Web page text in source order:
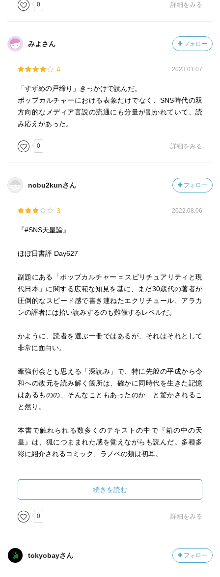
0 詳細をみる
みよさん フォロー
4 2023.01.07
「すずめの戸締り」きっかけで読んだ。
ポップカルチャーにおける表象だけでなく、SNS時代の双
方向的なメディア言説の流通にも分量が割かれていて、読
み応えがあった。
0 詳細をみる
nobu2kunさん フォロー
3 2022.08.06
『#SNS天皇論』
ほぼ日書評 Day627
副題にある「ポップカルチャー = スピリチュアリティと現
代日本」に関する広範な知見を基に、まだ30歳代の著者が
圧倒的なスピード感で書き連ねたエクリチュール、アラカ
ンの評者には拾い読みするのも難儀するレベルだ。
かように、読者を選ぶ一冊ではあるが、それはそれとして
非常に面白い。
牽強付会とも思える「深読み」で、特に先般の平成から令
和への改元を読み解く箇所は、確かに同時代を生きた記憶
はあるものの、そんなこともあったのか…と驚かされるこ
と然り。
本書で触れられる数多くのテキストの中で『箱の中の天
皇』は、狐につままれた感を覚えながらも読んだ。多種多
彩に紹介されるコミック、ラノベの類は初耳。
て、既に天皇制は存在していない設定だと言う。公文書に
年号の記載がなく、ゴジラによる放射能汚染の最寄地にあ
る皇居について、一顧だにされておらず、のラストシーン
でゴジラが凍結させられ立ち尽くす場所は、大手町、あの
合わせる等。
続きを読む
0 詳細をみる
tokyobayさん フォロー